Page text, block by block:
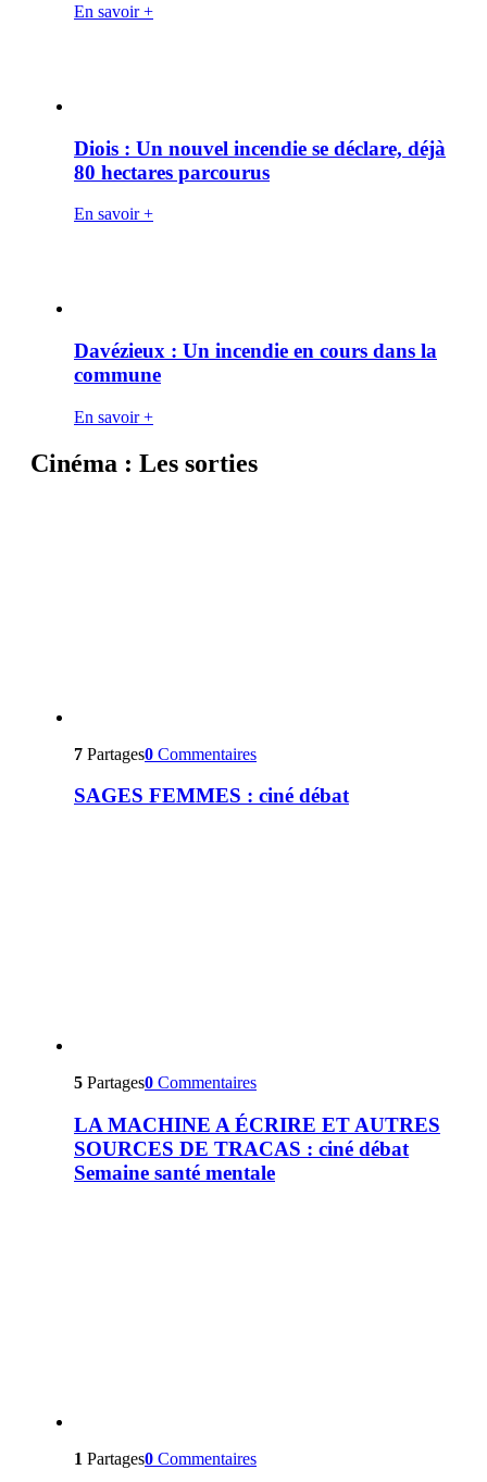
En savoir +
Diois : Un nouvel incendie se déclare, déjà
80 hectares parcourus
En savoir +
Davézieux : Un incendie en cours dans la
commune
En savoir +
Cinéma : Les sorties
7 Partages0 Commentaires
SAGES FEMMES : ciné débat
5 Partages0 Commentaires
LA MACHINE A ÉCRIRE ET AUTRES
SOURCES DE TRACAS : ciné débat
Semaine santé mentale
1 Partages0 Commentaires